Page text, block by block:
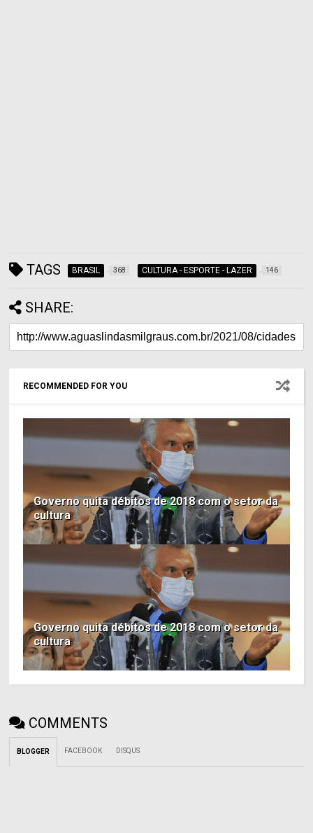
TAGS BRASIL 368 CULTURA - ESPORTE - LAZER 146
SHARE:
RECOMMENDED FOR YOU
Governo quita débitos de 2018 com o setor da
cultura
Governo quita débitos de 2018 com o setor da
cultura
COMMENTS
BLOGGER FACEBOOK DISQUS